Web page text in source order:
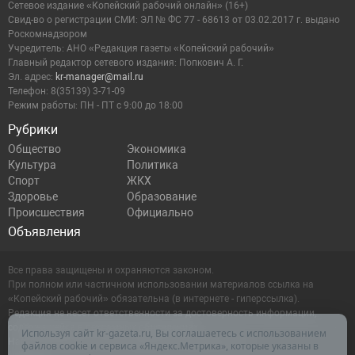
Рубрики
Общество
Экономика
Культура
Политика
Спорт
ЖКХ
Здоровье
Образование
Происшествия
Официально
Объявления
Сетевое издание «Копейский рабочий онлайн» (16+)
Cвид-во о регистрации СМИ: ЭЛ № ФС 77 - 68613 от 03.02.2017 г. выдано
Роскомнадзором
Учредитель: АНО «Редакция газеты «Копейский рабочий»
Главный редактор сетевого издания: Попкович А. Г.
Эл. адрес: kr-manager@mail.ru
Телефон: 8(35139) 3-71-09
Режим работы: ПН - ПТ с 9:00 до 18:00
Все права защищены и охраняются законом.
При полном или частичном использовании материалов ссылка на
«Копейский рабочий» обязательна (в интернете - гиперссылка).
Редакция не несет ответственности за достоверность информации,
содержащейся в рекламных объявлениях.
Настоящий ресурс может содержать материалы 16+
Используя сайт kr-gazeta.ru, Вы соглашаетесь с использованием
файлов cookie и сервиса «Яндекс.Метрика», которые указаны в